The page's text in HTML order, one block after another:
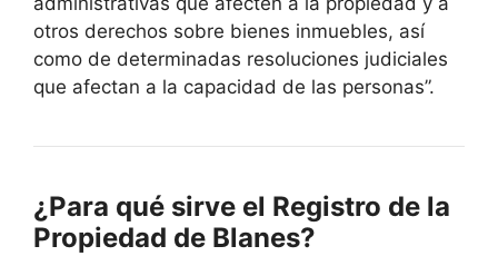
otros derechos sobre bienes inmuebles, así
como de determinadas resoluciones judiciales
que afectan a la capacidad de las personas”.
¿Para qué sirve el Registro de la
Propiedad de Blanes?